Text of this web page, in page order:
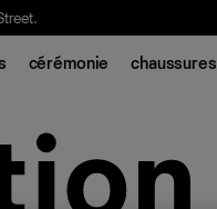
cérémonie chaussures